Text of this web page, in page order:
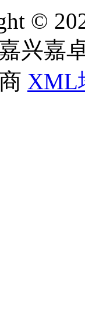
©
嘉兴嘉
XML